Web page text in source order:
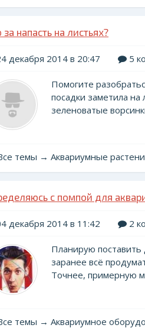
за напасть на листьях?
декабря 2014 в 20:47 5
Помогите
посадки заметила
зеленоватые
темы → Аквариумные
с помпой для
декабря 2014 в 11:42 2
Планирую поставить
заранее всё
Точнее, примерную
темы → Аквариумное